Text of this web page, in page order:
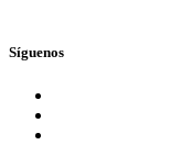
Síguenos